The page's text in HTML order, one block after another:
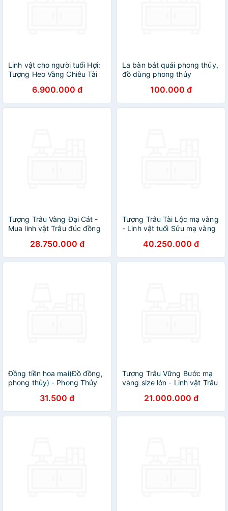
Linh vật cho người tuổi Hợi:
Tượng Heo Vàng Chiêu Tài
6.900.000 đ
La bàn bát quái phong thủy,
đồ dùng phong thủy
100.000 đ
Tượng Trâu Vàng Đại Cát -
Mua linh vật Trâu đúc đồng
28.750.000 đ
Tượng Trâu Tài Lộc mạ vàng
- Linh vật tuổi Sửu mạ vàng
40.250.000 đ
Đồng tiền hoa mai(Đồ đồng,
phong thủy) - Phong Thủy
31.500 đ
Tượng Trâu Vững Bước mạ
vàng size lớn - Linh vật Trâu
21.000.000 đ